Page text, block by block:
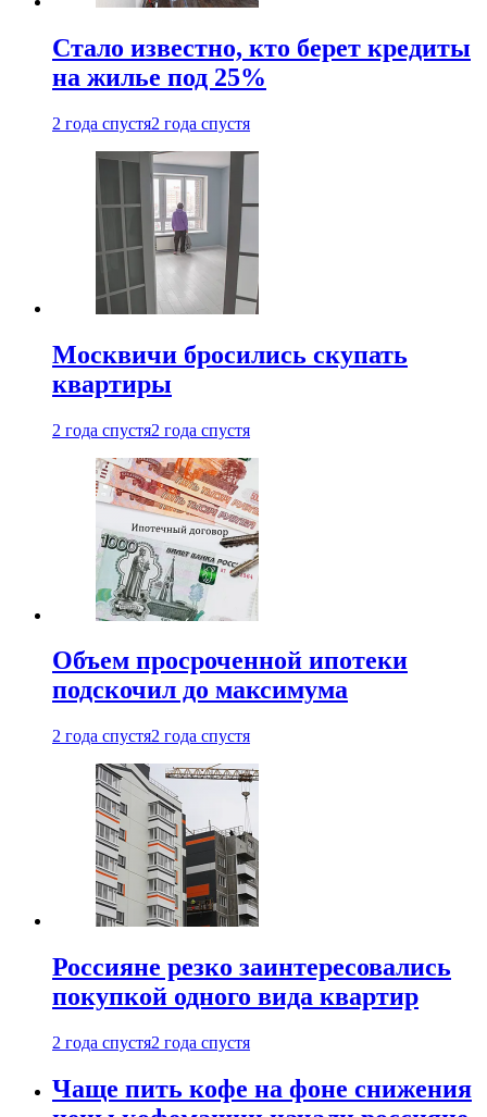
Стало известно, кто берет кредиты
на жилье под 25%
2 года спустя2 года спустя
Москвичи бросились скупать
квартиры
2 года спустя2 года спустя
Объем просроченной ипотеки
подскочил до максимума
2 года спустя2 года спустя
Россияне резко заинтересовались
покупкой одного вида квартир
2 года спустя2 года спустя
Чаще пить кофе на фоне снижения